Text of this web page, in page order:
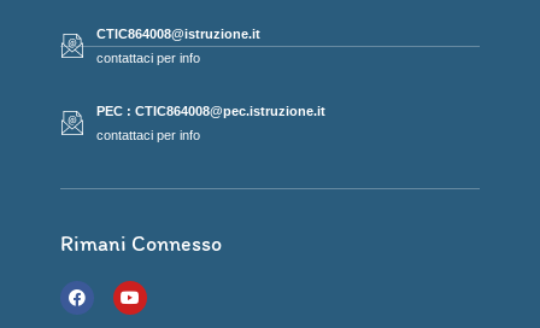
CTIC864008@istruzione.it
contattaci per info
PEC : CTIC864008@pec.istruzione.it
contattaci per info
Rimani Connesso
F
a
Y
o